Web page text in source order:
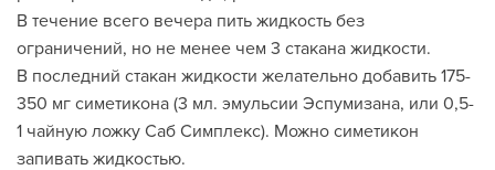
В течение всего вечера пить жидкость без
ограничений, но не менее чем 3 стакана жидкости.
В последний стакан жидкости желательно добавить 175-
350 мг симетикона (3 мл. эмульсии Эспумизана, или 0,5-
1 чайную ложку Саб Симплекс). Можно симетикон
запивать жидкостью.